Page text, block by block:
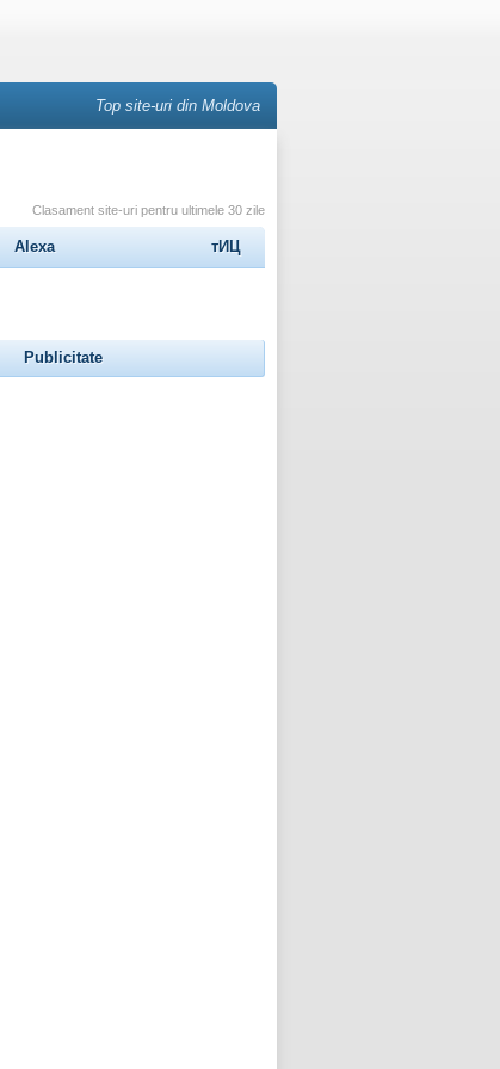
Top site-uri din Moldova
Clasament site-uri pentru ultimele 30 zile
Alexa тИЦ
Publicitate